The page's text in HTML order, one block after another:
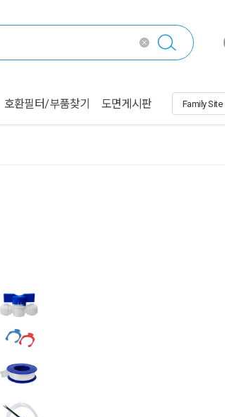
호환필터/부품찾기 도면게시판